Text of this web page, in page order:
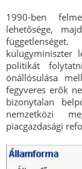
1990-ben
lehetősége,
külügyminiszter
politikát
önállósulása
fegyveres erők
bizonytalan
nemzetközi
piacgazdasági